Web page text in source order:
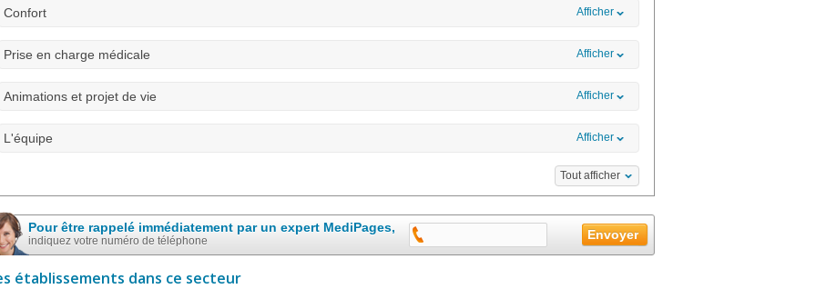
Confort Afficher
Prise en charge médicale Afficher
Animations et projet de vie Afficher
L'équipe Afficher
Tout afficher
Pour être rappelé immédiatement par un expert MediPages,
indiquez votre numéro de téléphone
établissements dans ce secteur